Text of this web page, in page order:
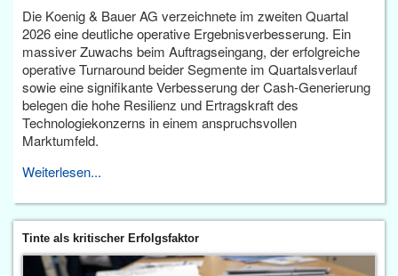
Die Koenig & Bauer AG verzeichnete im zweiten Quartal
2026 eine deutliche operative Ergebnisverbesserung. Ein
massiver Zuwachs beim Auftragseingang, der erfolgreiche
operative Turnaround beider Segmente im Quartalsverlauf
sowie eine signifikante Verbesserung der Cash-Generierung
belegen die hohe Resilienz und Ertragskraft des
Technologiekonzerns in einem anspruchsvollen
Marktumfeld.
Weiterlesen...
Tinte als kritischer Erfolgsfaktor